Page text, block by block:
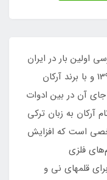
بار در ایران
توسط استاد حسین قوسیان در پاییز 1399 و با برند آرکان
آن در بین ادوات
آرکان به زبان ترکی
است که افزایش
فلزی
قلمهای نی و